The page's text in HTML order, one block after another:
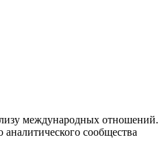
международных отношений.
сообщества